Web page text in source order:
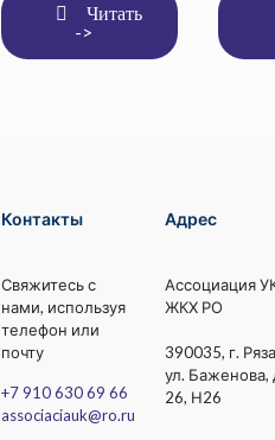
Читать
->
Контакты
Свяжитесь с
нами, используя
телефон или
почту
+7 910 630 69 66
associaciauk@ro.ru
Адрес
Ассоциация
ЖКХ РО
390035, г.
ул. Баженова,
26, Н26